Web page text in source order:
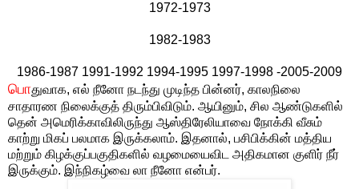
1972-1973
1982-1983
1986-1987 1991-1992 1994-1995 1997-1998 -2005-2009
பொதுவாக, எல் நீனோ நடந்து முடிந்த பின்னர், காலநிலை
சாதாரண நிலைக்குத் திரும்பிவிடும். ஆயினும், சில ஆண்டுகளில்
தென் அமெரிக்காவிலிருந்து ஆஸ்திரேலியாவை நோக்கி வீசும்
காற்று மிகப் பலமாக இருக்கலாம். இதனால், பசிபிக்கின் மத்திய
மற்றும் கிழக்குப்பகுதிகளில் வழமையைவிட அதிகமான குளிர் நீர்
இருக்கும். இந்நிகழ்வை லா நீனோ என்பர்.